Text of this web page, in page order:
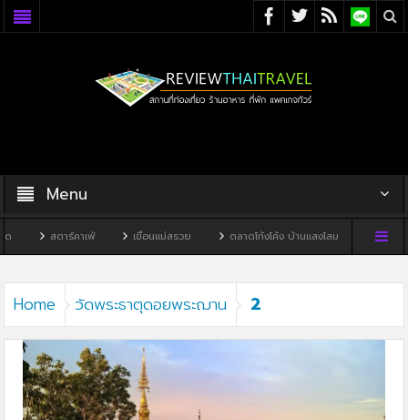
Menu
สตาร์คาเฟ่ เขื่อนแม่สรวย ตลาดโก้งโค้ง บ้านแสงโสม ทิวผาคาเ
Home วัดพระธาตุดอยพระฌาน 2